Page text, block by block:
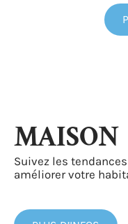
MAISON
Suivez les
améliorer votre